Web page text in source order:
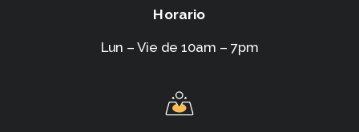
Horario
Lun – Vie de 10am – 7pm